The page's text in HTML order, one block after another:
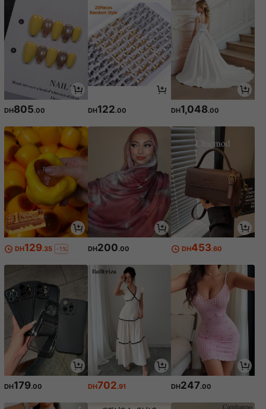
DH805.00 DH122.00 DH1,048.00
DH129.35 -1% DH200.00 DH453.60
DH179.00 DH702.91 DH247.00